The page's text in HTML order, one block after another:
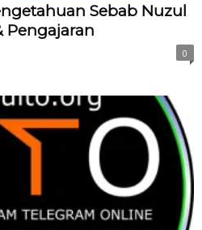
Sebab Nuzul
Pengajaran
0